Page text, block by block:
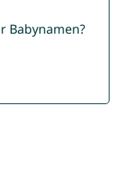
Babynamen?